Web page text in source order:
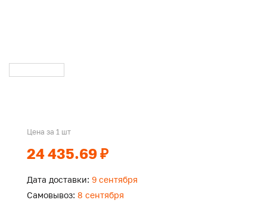
Цена за 1 шт
24 435.69 ₽
Дата доставки: 9 сентября
Самовывоз: 8 сентября